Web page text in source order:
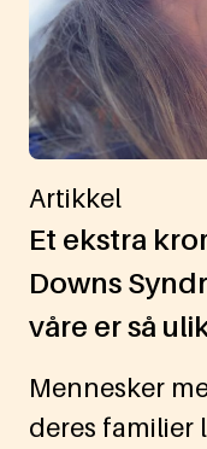
Artikkel
Et ekstra
Downs
våre er så
Mennesker
deres familier